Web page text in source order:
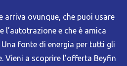
arriva ovunque, che puoi usare
l’autotrazione e che è amica
Una fonte di energia per tutti gli
Vieni a scoprire l’offerta Beyfin